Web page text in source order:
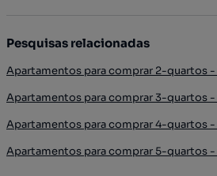
Pesquisas relacionadas
Apartamentos para comprar 2-quartos
Apartamentos para comprar 3-quartos
Apartamentos para comprar 4-quartos
Apartamentos para comprar 5-quartos